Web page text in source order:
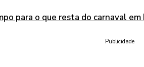
para o que resta do carnaval em
Publicidade